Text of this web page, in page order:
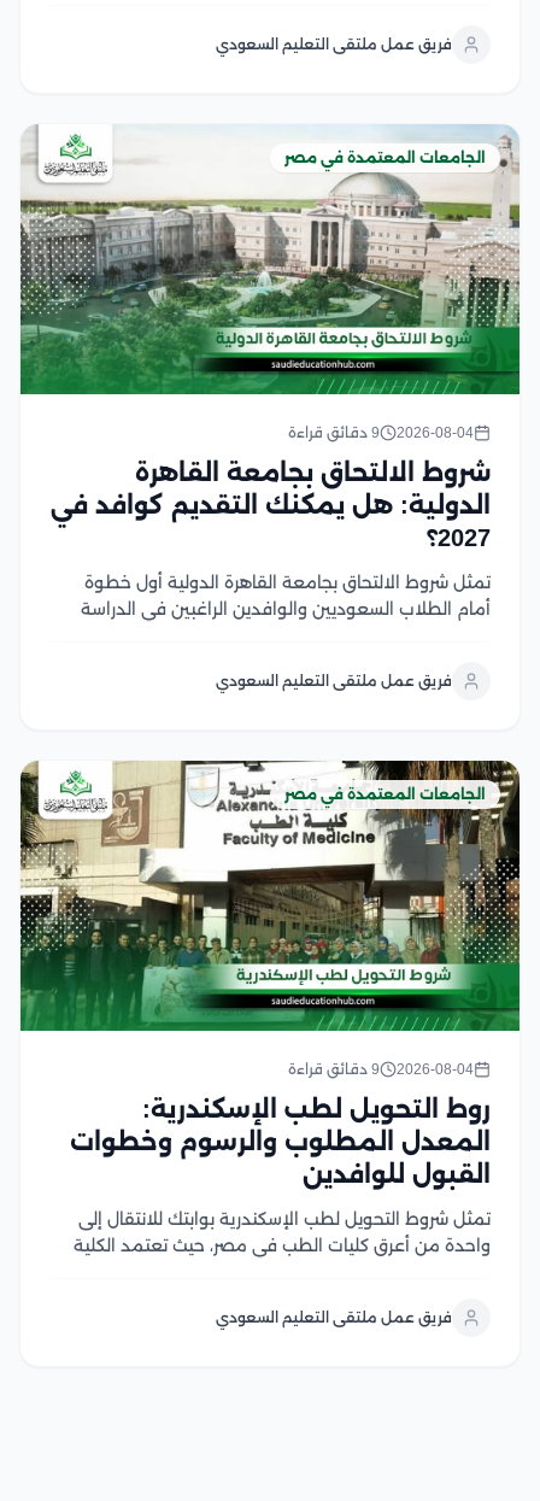
تضمن توافق المؤهلات والمقررات الدراسية مع لوائح
فريق عمل ملتقى التعليم السعودي
الجامعات المعتمدة في مصر
2026-08-04 9 دقائق قراءة
شروط الالتحاق بجامعة القاهرة
الدولية: هل يمكنك التقديم كوافد في
2027؟
تمثل شروط الالتحاق بجامعة القاهرة الدولية أول خطوة
أمام الطلاب السعوديين والوافدين الراغبين في الدراسة
الأكاديمية وسهولة الإجراءات، بما يمنح الطلاب فرصة
فريق عمل ملتقى التعليم السعودي
الجامعات المعتمدة في مصر
2026-08-04 9 دقائق قراءة
روط التحويل لطب الإسكندرية:
المعدل المطلوب والرسوم وخطوات
القبول للوافدين
تمثل شروط التحويل لطب الإسكندرية بوابتك للانتقال إلى
واحدة من أعرق كليات الطب في مصر، حيث تعتمد الكلية
الشهادة وفي هذا المقال سوف نتعرف على...
فريق عمل ملتقى التعليم السعودي